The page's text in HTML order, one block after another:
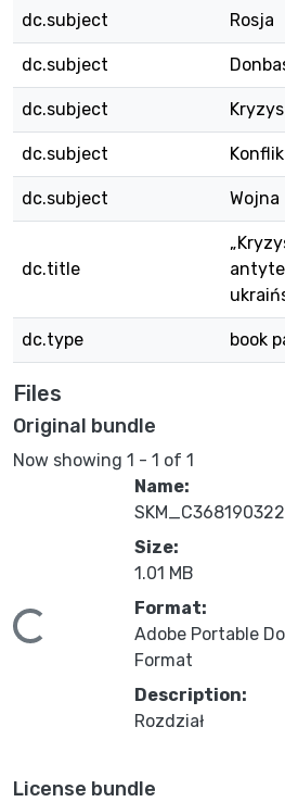
dc.subject Rosja
dc.subject
dc.subject Kryzys
dc.subject
dc.subject Wojna
dc.title
dc.type book
Files
Original bundle
Now showing 1 - 1 of 1
Name:
Size:
1.01 MB
Format:
Adobe Portable
Format
Description:
Rozdział
License bundle